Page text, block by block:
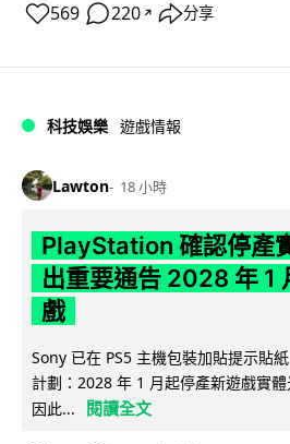
569 220 ↗ 分享
科技娛樂 遊戲情報
Lawton 18 小時
PlayStation 確認停產
出重要通告 2028 年 1
戲
Sony 已在 PS5 主機包裝加貼提示貼
計劃：2028 年 1 月起停產新遊戲實
因此...
閱讀全文